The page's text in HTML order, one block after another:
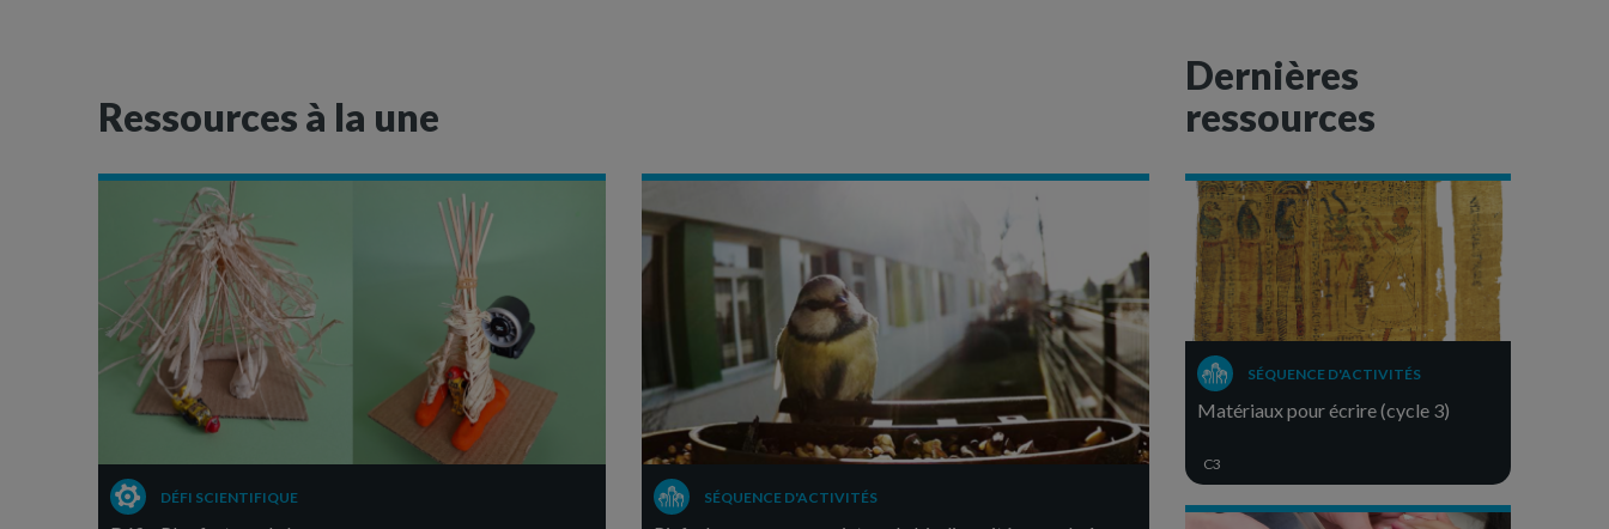
Ressources à la une
DÉFI SCIENTIFIQUE SÉQUENCE D'ACTIVITÉS
Dernières
ressources
SÉQUENCE D'ACTIVITÉS
Matériaux pour écrire (cycle 3)
C3